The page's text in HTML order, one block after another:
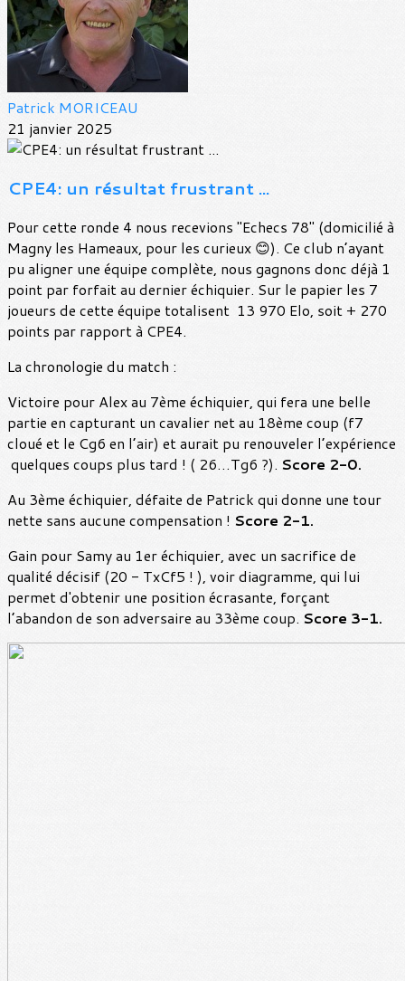
Patrick MORICEAU
21 janvier 2025
CPE4: un résultat frustrant ...
Pour cette ronde 4 nous recevions "Echecs 78" (domicilié à
Magny les Hameaux, pour les curieux 😊). Ce club n’ayant
pu aligner une équipe complète, nous gagnons donc déjà 1
point par forfait au dernier échiquier. Sur le papier les 7
joueurs de cette équipe totalisent 13 970 Elo, soit + 270
points par rapport à CPE4.
La chronologie du match :
Victoire pour Alex au 7ème échiquier, qui fera une belle
partie en capturant un cavalier net au 18ème coup (f7
cloué et le Cg6 en l’air) et aurait pu renouveler l’expérience
quelques coups plus tard ! ( 26…Tg6 ?). Score 2-0.
Au 3ème échiquier, défaite de Patrick qui donne une tour
nette sans aucune compensation ! Score 2-1.
Gain pour Samy au 1er échiquier, avec un sacrifice de
qualité décisif (20 - TxCf5 ! ), voir diagramme, qui lui
permet d'obtenir une position écrasante, forçant
l’abandon de son adversaire au 33ème coup. Score 3-1.